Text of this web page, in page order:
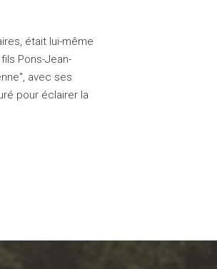
était lui-même
Pons-Jean-
avec ses
pour éclairer la